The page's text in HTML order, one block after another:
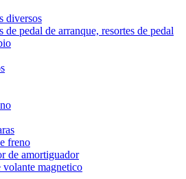
diversos
de pedal de arranque, resortes de pedal
freno
de amortiguador
volante magnetico